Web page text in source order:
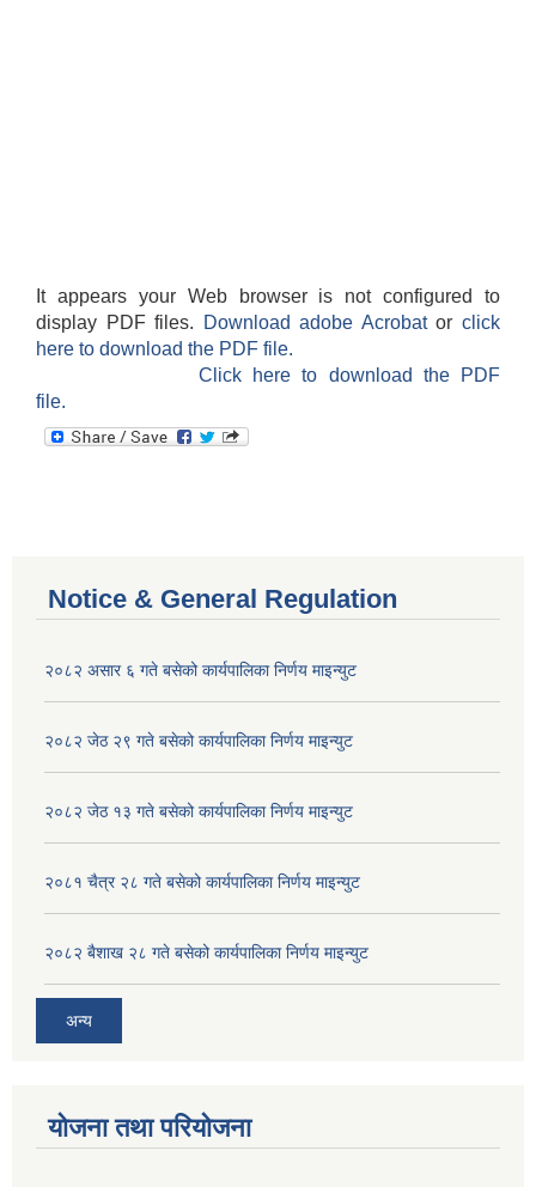
It appears your Web browser is not configured to
display PDF files.
Download adobe Acrobatorclick
here to download the PDF file.
Click here to download the PDF
file.
Notice & General Regulation
२०८२ असार ६ गते बसेको कार्यपालिका निर्णय माइन्युट
२०८२ जेठ २९ गते बसेको कार्यपालिका निर्णय माइन्युट
२०८२ जेठ १३ गते बसेको कार्यपालिका निर्णय माइन्युट
२०८१ चैत्र २८ गते बसेको कार्यपालिका निर्णय माइन्युट
२०८२ बैशाख २८ गते बसेको कार्यपालिका निर्णय माइन्युट
अन्य
योजना तथा परियोजना